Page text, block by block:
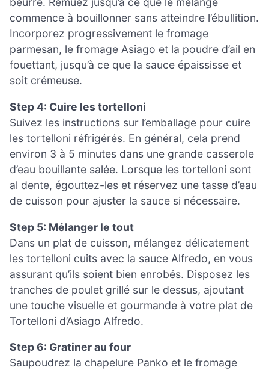
commence à bouillonner sans atteindre l’ébullition.
Incorporez progressivement le fromage
parmesan, le fromage Asiago et la poudre d’ail en
fouettant, jusqu’à ce que la sauce épaississe et
soit crémeuse.
Step 4: Cuire les tortelloni
Suivez les instructions sur l’emballage pour cuire
les tortelloni réfrigérés. En général, cela prend
environ 3 à 5 minutes dans une grande casserole
d’eau bouillante salée. Lorsque les tortelloni sont
al dente, égouttez-les et réservez une tasse d’eau
de cuisson pour ajuster la sauce si nécessaire.
Step 5: Mélanger le tout
Dans un plat de cuisson, mélangez délicatement
les tortelloni cuits avec la sauce Alfredo, en vous
assurant qu’ils soient bien enrobés. Disposez les
tranches de poulet grillé sur le dessus, ajoutant
une touche visuelle et gourmande à votre plat de
Tortelloni d’Asiago Alfredo.
Step 6: Gratiner au four
Saupoudrez la chapelure Panko et le fromage